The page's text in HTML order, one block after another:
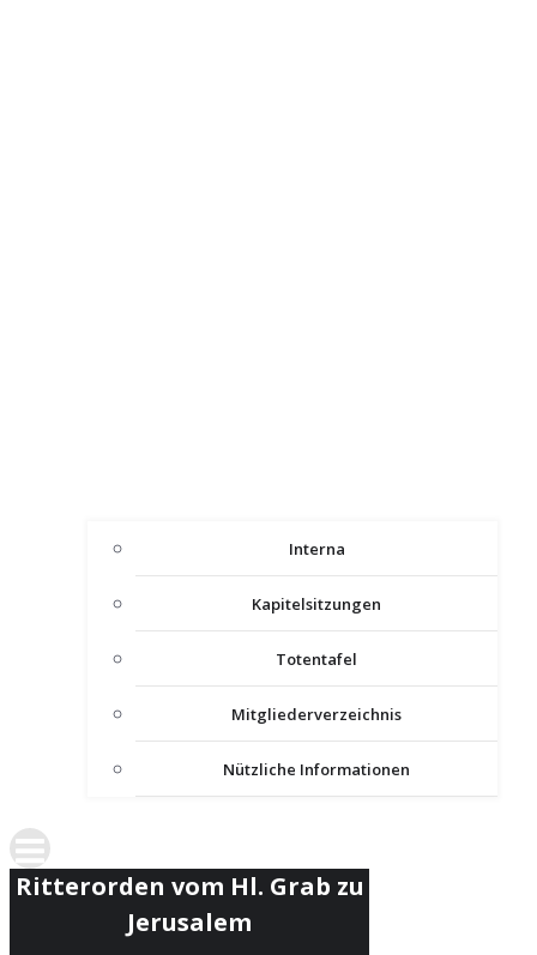
Interna
Kapitelsitzungen
Totentafel
Mitgliederverzeichnis
Nützliche Informationen
Ritterorden vom Hl. Grab zu
Jerusalem